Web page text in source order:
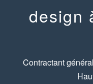
design
Contractant